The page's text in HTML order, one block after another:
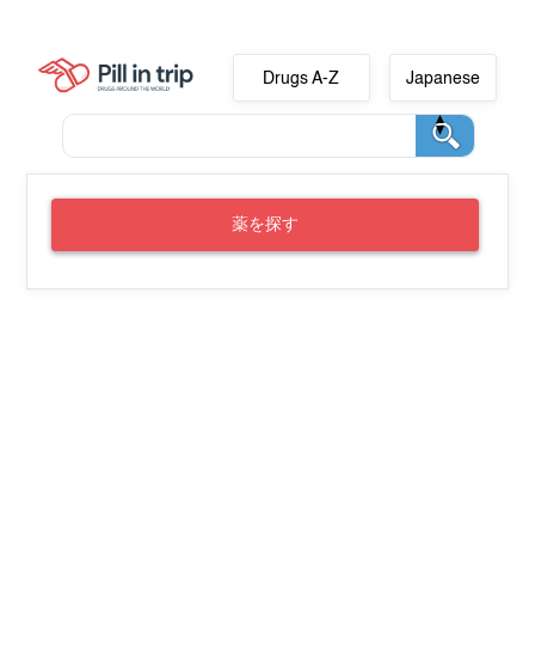
Drugs A-Z Japanese
薬を探す